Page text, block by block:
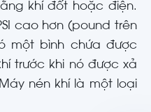
khí đốt hoặc điện.
cao hơn (pound trên
một bình chứa được
trước khi nó được xả
nén khí là một loại